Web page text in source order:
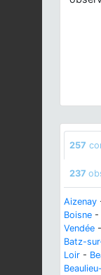
257
237
Aizenay
Boisne -
Vendée -
Batz-
Loir -